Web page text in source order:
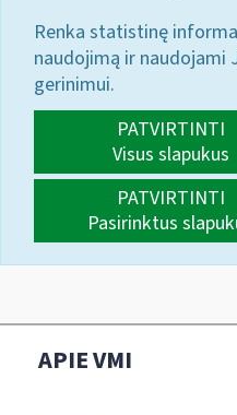
Renka statistinę
naudojimą ir naudojami
gerinimui.
PATVIRTINTI
Visus slapukus
PATVIRTINTI
Pasirinktus
APIE VMI